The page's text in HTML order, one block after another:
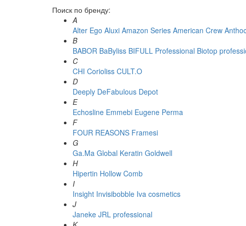
Поиск по бренду:
A
Alter Ego Aluxi Amazon Series American Crew
B
BABOR BaByliss BIFULL Professional Biotop
C
CHI Corioliss CULT.O
D
Deeply DeFabulous Depot
E
Echosline Emmebi Eugene Perma
F
FOUR REASONS Framesi
G
Ga.Ma Global Keratin Goldwell
H
Hipertin Hollow Comb
I
Insight Invisibobble Iva cosmetics
J
Janeke JRL professional